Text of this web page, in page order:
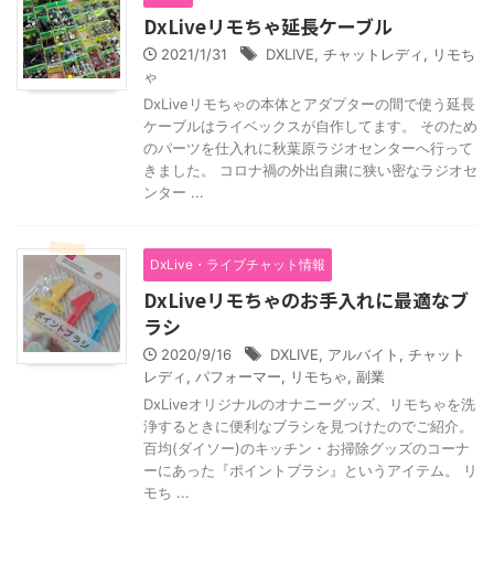
DxLiveリモちゃ延長ケーブル
2021/1/31 DXLIVE, チャットレディ, リモち
ゃ
DxLiveリモちゃの本体とアダプターの間で使う延長
ケーブルはライベックスが自作してます。 そのため
のパーツを仕入れに秋葉原ラジオセンターへ行って
きました。 コロナ禍の外出自粛に狭い密なラジオセ
ンター ...
DxLive・ライブチャット情報
DxLiveリモちゃのお手入れに最適なブ
ラシ
2020/9/16 DXLIVE, アルバイト , チャット
レディ, パフォーマー, リモちゃ, 副業
DxLiveオリジナルのオナニーグッズ、リモちゃを洗
浄するときに便利なブラシを見つけたのでご紹介。
百均(ダイソー)のキッチン・お掃除グッズのコーナ
ーにあった『ポイントブラシ』というアイテム。 リ
モち ...